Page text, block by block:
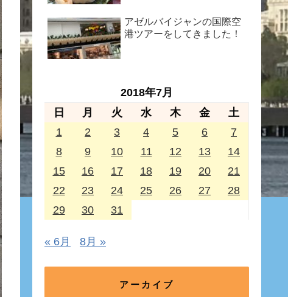
アゼルバイジャンの国際空
港ツアーをしてきました！
2018年7月
日
月 火 水 木 金
土
1
2 3 4 5 6
7
8
9 10 11 12 13
14
15
16 17 18 19 20
21
22
23 24 25 26 27
28
29
30 31
« 6月 8月 »
アーカイブ